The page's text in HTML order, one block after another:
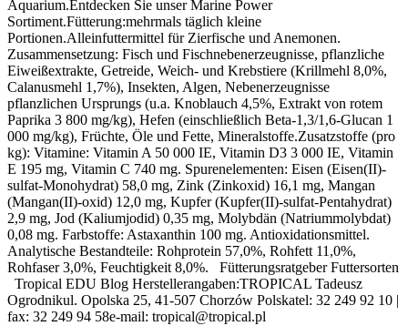
Aquarium.Entdecken Sie unser Marine Power
Sortiment.Fütterung:mehrmals täglich kleine
Portionen.Alleinfuttermittel für Zierfische und Anemonen.
Zusammensetzung: Fisch und Fischnebenerzeugnisse, pflanzliche
Eiweißextrakte, Getreide, Weich- und Krebstiere (Krillmehl 8,0%,
Calanusmehl 1,7%), Insekten, Algen, Nebenerzeugnisse
pflanzlichen Ursprungs (u.a. Knoblauch 4,5%, Extrakt von rotem
Paprika 3 800 mg/kg), Hefen (einschließlich Beta-1,3/1,6-Glucan 1
000 mg/kg), Früchte, Öle und Fette, Mineralstoffe.Zusatzstoffe (pro
kg): Vitamine: Vitamin A 50 000 IE, Vitamin D3 3 000 IE, Vitamin
E 195 mg, Vitamin C 740 mg. Spurenelementen: Eisen (Eisen(II)-
sulfat-Monohydrat) 58,0 mg, Zink (Zinkoxid) 16,1 mg, Mangan
(Mangan(II)-oxid) 12,0 mg, Kupfer (Kupfer(II)-sulfat-Pentahydrat)
2,9 mg, Jod (Kaliumjodid) 0,35 mg, Molybdän (Natriummolybdat)
0,08 mg. Farbstoffe: Astaxanthin 100 mg. Antioxidationsmittel.
Analytische Bestandteile: Rohprotein 57,0%, Rohfett 11,0%,
Rohfaser 3,0%, Feuchtigkeit 8,0%. Fütterungsratgeber Futtersorten
Tropical EDU Blog Herstellerangaben:TROPICAL Tadeusz
Ogrodnikul. Opolska 25, 41-507 Chorzów Polskatel: 32 249 92 10 |
fax: 32 249 94 58e-mail: tropical@tropical.pl